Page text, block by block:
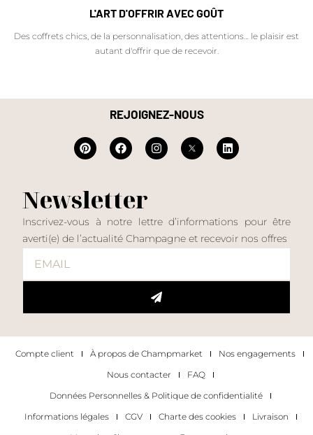
L'ART D'OFFRIR AVEC GOÛT
Des coffrets chics, de la personnalisation, des attentions… le plaisir est
autant d'offrir que de recevoir.
REJOIGNEZ-NOUS
Newsletter
Inscrivez-vous à notre lettre d’informations pour être
averti(e) de l’actualité Champagne et recevoir nos offres
Compte client À propos de Champmarket
Nos engagements
Nous contacter
FAQ
Données Personnelles & Politique de confidentialité
Informations légales
CGV Charte des cookies
Livraison